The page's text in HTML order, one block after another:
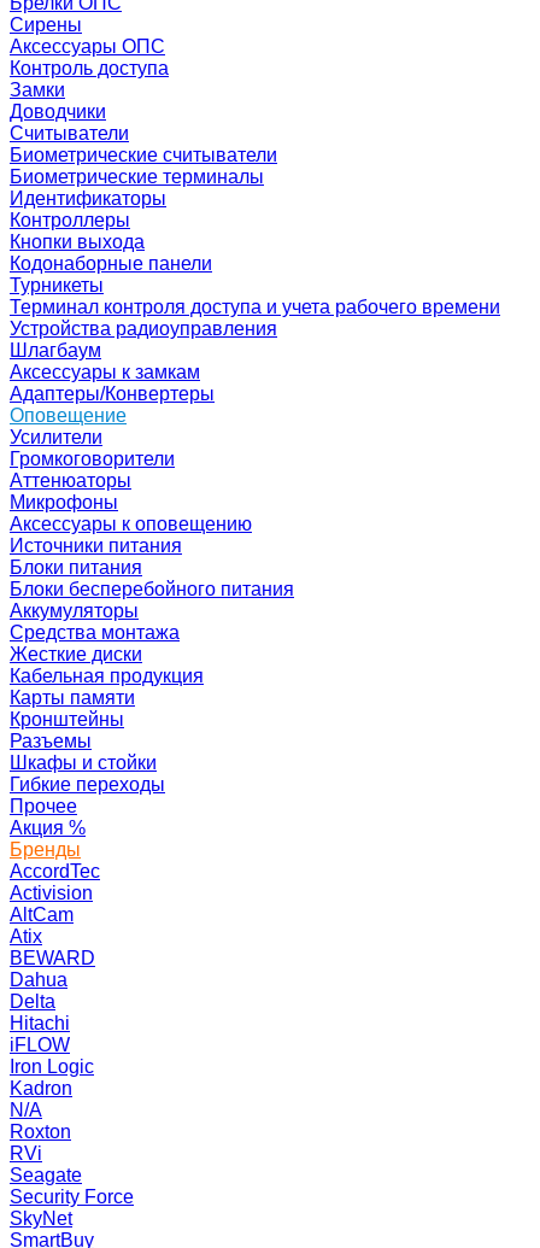
Сирены
Аксессуары ОПС
Контроль доступа
Замки
Доводчики
Считыватели
Биометрические считыватели
Биометрические терминалы
Идентификаторы
Контроллеры
Кнопки выхода
Кодонаборные панели
Турникеты
Терминал контроля доступа и учета рабочего времени
Устройства радиоуправления
Шлагбаум
Аксессуары к замкам
Адаптеры/Конвертеры
Оповещение
Усилители
Громкоговорители
Аттенюаторы
Микрофоны
Аксессуары к оповещению
Источники питания
Блоки питания
Блоки бесперебойного питания
Аккумуляторы
Средства монтажа
Жесткие диски
Кабельная продукция
Карты памяти
Кронштейны
Разъемы
Шкафы и стойки
Гибкие переходы
Прочее
Акция %
Бренды
AccordTec
Activision
AltCam
Atix
BEWARD
Dahua
Delta
Hitachi
iFLOW
Iron Logic
Kadron
N/A
Roxton
RVi
Seagate
Security Force
SkyNet
SmartBuy